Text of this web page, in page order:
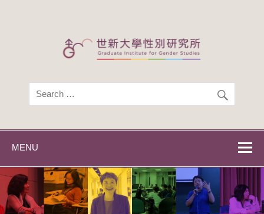
世新大學性別研
世新大學性別研究所
MENU